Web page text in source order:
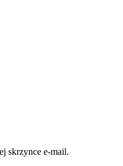
skrzynce e-mail.